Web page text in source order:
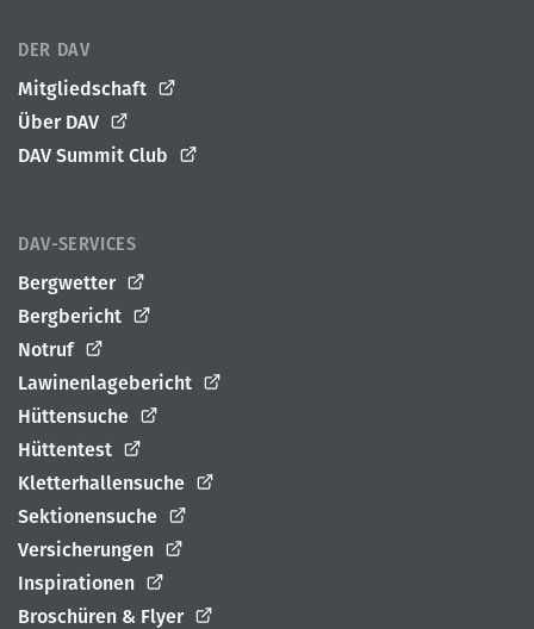
DER DAV
Mitgliedschaft
Über DAV
DAV Summit Club
DAV-SERVICES
Bergwetter
Bergbericht
Notruf
Lawinenlagebericht
Hüttensuche
Hüttentest
Kletterhallensuche
Sektionensuche
Versicherungen
Inspirationen
Broschüren & Flyer